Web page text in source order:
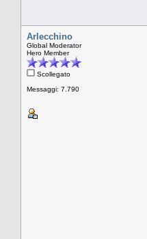
Arlecchino
Global Moderator
Hero Member
Scollegato
Messaggi: 7.790